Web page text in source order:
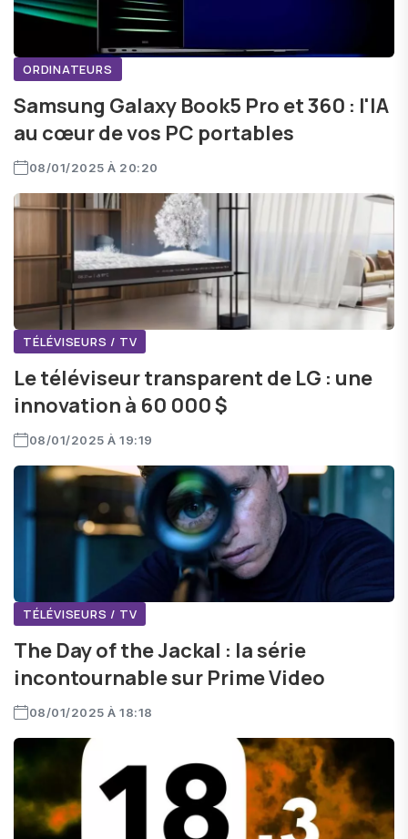
ORDINATEURS
Samsung Galaxy Book5 Pro et 360 : l'IA
au cœur de vos PC portables
08/01/2025 À 20:20
TÉLÉVISEURS / TV
Le téléviseur transparent de LG : une
innovation à 60 000 $
08/01/2025 À 19:19
TÉLÉVISEURS / TV
The Day of the Jackal : la série
incontournable sur Prime Video
08/01/2025 À 18:18